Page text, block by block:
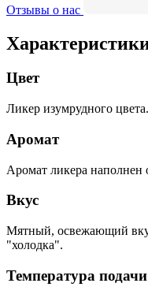
Отзывы о нас
Цвет
Ликер изумрудного цвета.
Аромат
Аромат ликера наполнен
Вкус
Мятный, освежающий
"холодка".
Температура подачи